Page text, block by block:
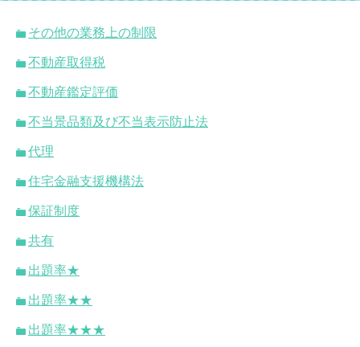
その他の業務上の制限
不動産取得税
不動産鑑定評価
不当景品類及び不当表示防止法
代理
住宅金融支援機構法
保証制度
共有
出題率★
出題率★★
出題率★★★